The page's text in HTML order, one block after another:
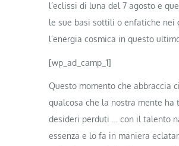
l’eclissi di luna del 7 agosto e
le sue basi sottili o enfatiche nei
l’energia cosmica in questo
[wp_ad_camp_1]
Questo momento che abbraccia
qualcosa che la nostra mente
desideri perduti … con il talento
essenza e lo fa in maniera